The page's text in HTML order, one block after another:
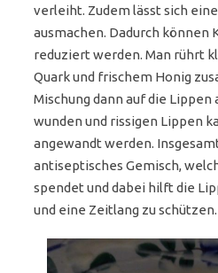
verleiht. Zudem lässt sich
ausmachen. Dadurch können
reduziert werden. Man rührt
Quark und frischem Honig
Mischung dann auf die Lippen
wunden und rissigen Lippen
angewandt werden.
antiseptisches Gemisch,
spendet und dabei hilft die
und eine Zeitlang zu schützen.